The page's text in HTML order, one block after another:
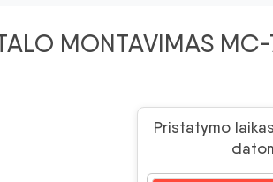
MONTAVIMAS
Pristatymo